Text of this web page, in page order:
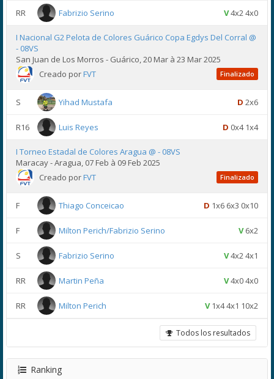
RR Fabrizio Serino V4x2 4x0
I Nacional G2 Pelota de Colores Guárico Copa Egdys Del Corral @
- 08VS
San Juan de Los Morros - Guárico, 20 Mar à 23 Mar 2025
Creado porFVT Finalizado
S Yihad Mustafa D 2x6
R16 Luis Reyes D 0x4 1x4
I Torneo Estadal de Colores Aragua @ - 08VS
Maracay - Aragua, 07 Feb à 09 Feb 2025
Creado porFVT Finalizado
F Thiago Conceicao D 1x6 6x3 0x10
F Milton Perich/Fabrizio Serino V6x2
S Fabrizio Serino V4x2 4x1
RR Martin Peña V4x0 4x0
RR Milton Perich V1x4 4x1 10x2
Todos los resultados
Ranking